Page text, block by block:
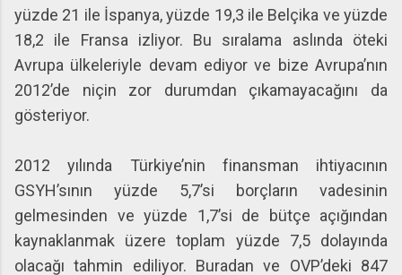
yüzde 21 ile İspanya, yüzde 19,3 ile Belçika ve yüzde
18,2 ile Fransa izliyor. Bu sıralama aslında öteki
Avrupa ülkeleriyle devam ediyor ve bize Avrupa’nın
2012’de niçin zor durumdan çıkamayacağını da
gösteriyor.
2012 yılında Türkiye’nin finansman ihtiyacının
GSYH’sının yüzde 5,7’si borçların vadesinin
gelmesinden ve yüzde 1,7’si de bütçe açığından
kaynaklanmak üzere toplam yüzde 7,5 dolayında
olacağı tahmin ediliyor. Buradan ve OVP’deki 847